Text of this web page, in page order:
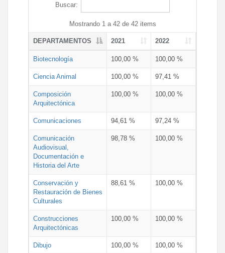
Buscar:
Mostrando 1 a 42 de 42 items
DEPARTAMENTOS 2021 2022
Biotecnología 100,00 % 100,00 %
Ciencia Animal 100,00 % 97,41 %
Composición
Arquitectónica
100,00 % 100,00 %
Comunicaciones 94,61 % 97,24 %
Comunicación
Audiovisual,
Documentación e
Historia del Arte
98,78 % 100,00 %
Conservación y
Restauración de Bienes
Culturales
88,61 % 100,00 %
Construcciones
Arquitectónicas
100,00 % 100,00 %
Dibujo 100,00 % 100,00 %